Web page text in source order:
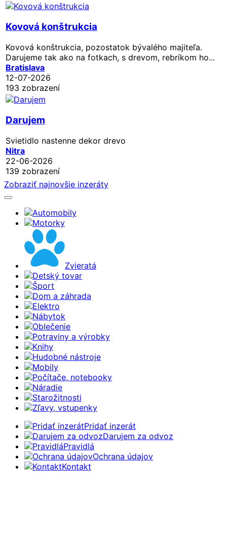
Kovová konštrukcia
Kovová konštrukcia, pozostatok bývalého majiteľa.
Darujeme tak ako na fotkach, s drevom, rebríkom ho...
Bratislava
12-07-2026
193 zobrazení
Darujem
Svietidlo nastenne dekor drevo
Nitra
22-06-2026
139 zobrazení
Zobraziť najnovšie inzeráty
Automobily
Motorky
Zvieratá
Detský tovar
Šport
Dom a záhrada
Elektro
Nábytok
Oblečenie
Potraviny a výrobky
Knihy
Hudobné nástroje
Mobily
Počítače, notebooky
Náradie
Starožitnosti
Zľavy, vstupenky
Pridať inzerát
Darujem za odvoz
Pravidlá
Ochrana údajov
Kontakt